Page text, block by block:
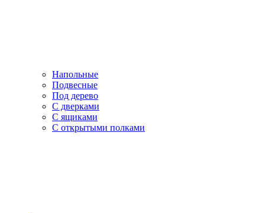
Напольные
Подвесные
Под дерево
С дверками
С ящиками
С открытыми полками